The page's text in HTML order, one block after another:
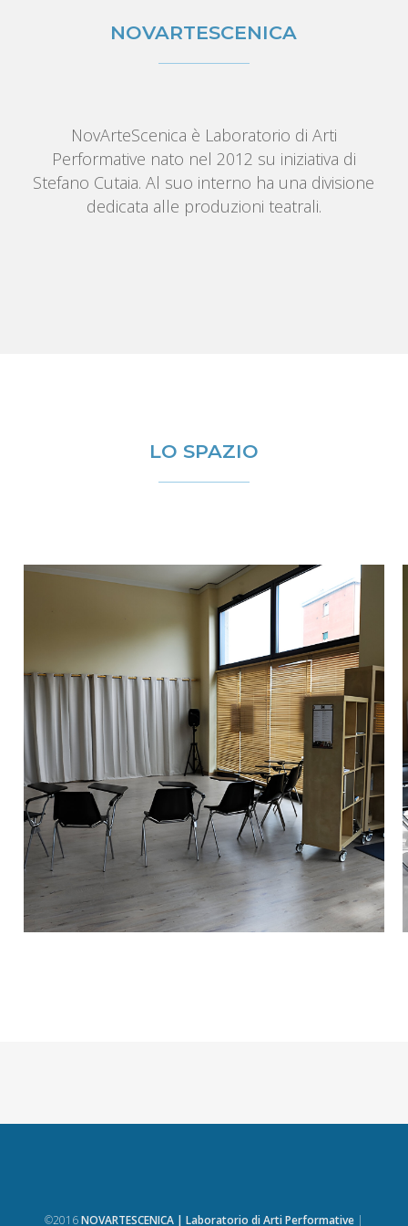
NOVARTESCENICA
NovArteScenica è Laboratorio di Arti
Performative nato nel 2012 su iniziativa di
Stefano Cutaia. Al suo interno ha una divisione
dedicata alle produzioni teatrali.
LO SPAZIO
©2016NOVARTESCENICA | Laboratorio di Arti Performative|